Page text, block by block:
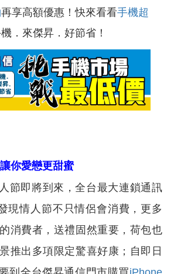
再享高額優惠！快來看看手機超
機．來傑昇．好節省！
你愛戀更甜蜜
節即將到來，全台最大連鎖通訊
現情人節不只情侶會消費，更多
消費者，送禮固然重要，荷包也
推出多項限定驚喜好康；自即日